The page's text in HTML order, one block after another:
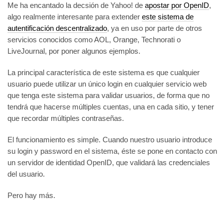
Me ha encantado la decsión de Yahoo! de apostar por OpenID,
algo realmente interesante para extender este sistema de
autentificación descentralizado, ya en uso por parte de otros
servicios conocidos como AOL, Orange, Technorati o
LiveJournal, por poner algunos ejemplos.
La principal característica de este sistema es que cualquier
usuario puede utilizar un único login en cualquier servicio web
que tenga este sistema para validar usuarios, de forma que no
tendrá que hacerse múltiples cuentas, una en cada sitio, y tener
que recordar múltiples contraseñas.
El funcionamiento es simple. Cuando nuestro usuario introduce
su login y password en el sistema, éste se pone en contacto con
un servidor de identidad OpenID, que validará las credenciales
del usuario.
Pero hay más.